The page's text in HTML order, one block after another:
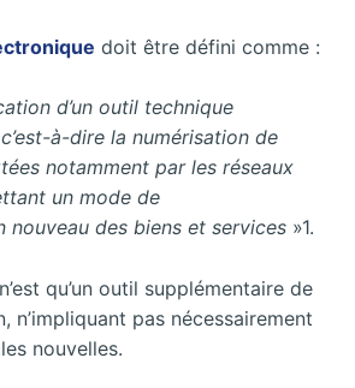
doit être défini comme :
d’un outil technique
à-dire la numérisation de
notamment par les réseaux
un mode de
nouveau des biens et services »1.
qu’un outil supplémentaire de
n’impliquant pas nécessairement
nouvelles.